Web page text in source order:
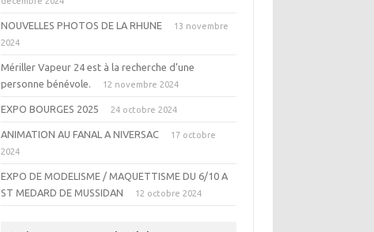
NOUVELLES PHOTOS DE LA RHUNE
13 novembre
2024
Mériller Vapeur 24 est à la recherche d’une
personne bénévole.
12 novembre 2024
EXPO BOURGES 2025 24 octobre 2024
ANIMATION AU FANAL A NIVERSAC
17 octobre
2024
EXPO DE MODELISME / MAQUETTISME DU 6/10 A
ST MEDARD DE MUSSIDAN
12 octobre 2024